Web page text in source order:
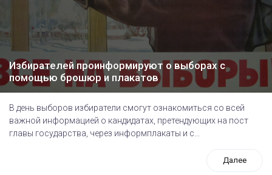
Избирателей проинформируют о выборах с
помощью брошюр и плакатов
В день выборов избиратели смогут ознакомиться со всей
важной информацией о кандидатах, претендующих на пост
главы государства, через информплакаты и с...
Далее